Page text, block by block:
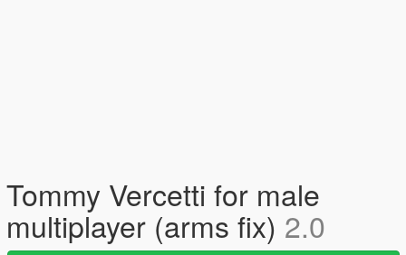
Tommy Vercetti for male
multiplayer (arms fix) 2.0